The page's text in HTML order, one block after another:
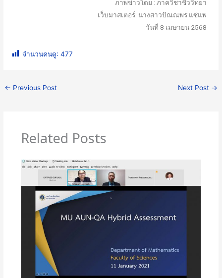
ภาพข่าวโดย : ภาควิชาชีววิทยา
เว็บมาสเตอร์: นางสาวปัณณพร แซ่แพ
วันที่ 8 เมษายน 2568
จำนวนคนดู: 477
← Previous Post Next Post →
Related Posts